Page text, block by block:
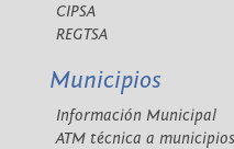
CIPSA
REGTSA
Municipios
Información Municipal
ATM técnica a municipios